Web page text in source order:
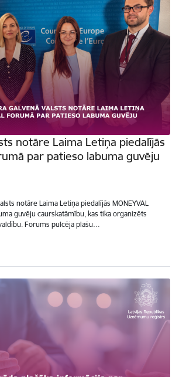
notāre Laima Letiņa piedalījās
par patieso labuma guvēju
notāre Laima Letiņa piedalījās MONEYVAL
guvēju caurskatāmību, kas tika organizēts
Forums pulcēja plašu…